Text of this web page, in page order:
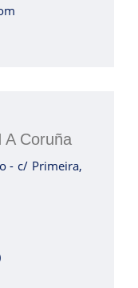
A Coruña
- c/ Primeira,